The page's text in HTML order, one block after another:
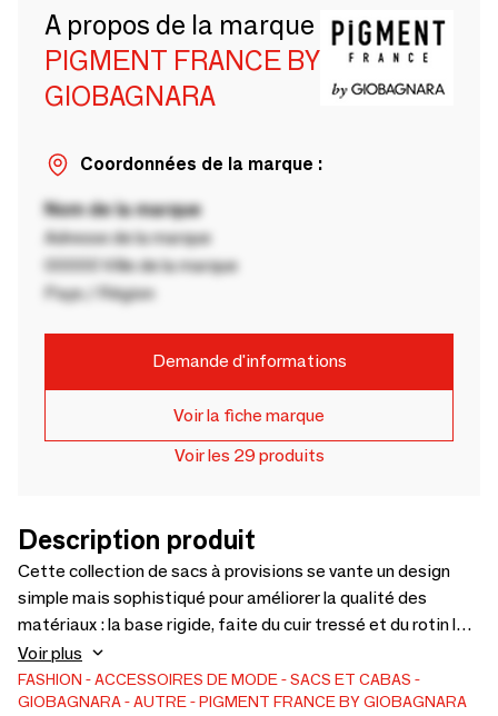
A propos de la marque
PIGMENT FRANCE BY
GIOBAGNARA
Coordonnées de la marque :
Nom de la marque
Adresse de la marque
00000 Ville de la marque
Pays / Région
Demande d'informations
Voir la fiche marque
Voir les 29 produits
Description produit
Cette collection de sacs à provisions se vante un design
simple mais sophistiqué pour améliorer la qualité des
matériaux : la base rigide, faite du cuir tressé et du rotin les
plus fins, est associée à une doublure en coton doux de
couleur crème. Une paire de longues poignées en cuir de
veau brillant caractérise élégamment la pièce non
Voir plus
FASHION ACCESSOIRES DE MODE
SACS ET CABAS
GIOBAGNARA
AUTRE PIGMENT FRANCE BY GIOBAGNARA